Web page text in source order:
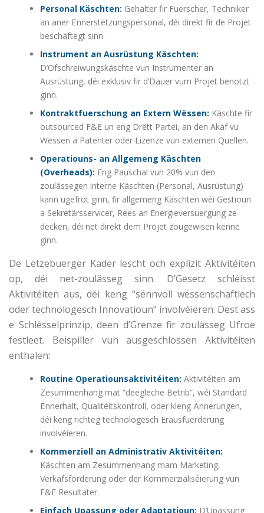
Personal Käschten: Gehälter fir Fuerscher, Techniker
an aner Ënnerstëtzungspersonal, déi direkt fir de Projet
beschäftegt sinn.
Instrument an Ausrüstung Käschten:
D’Ofschreiwungskäschte vun Instrumenter an
Ausrüstung, déi exklusiv fir d’Dauer vum Projet benotzt
ginn.
Kontraktfuerschung an Extern Wëssen: Käschte fir
outsourced F&E un eng Drëtt Partei, an den Akaf vu
Wëssen a Patenter oder Lizenze vun externen Quellen.
Operatiouns- an Allgemeng Käschten
(Overheads): Eng Pauschal vun 20% vun den
zoulässegen interne Käschten (Personal, Ausrüstung)
kann ugefrot ginn, fir allgemeng Käschten wéi Gestioun
a Sekretärsservicer, Rees an Energieversuergung ze
decken, déi net direkt dem Projet zougewisen kënne
ginn.
De Lëtzebuerger Kader lëscht och explizit Aktivitéiten
op, déi net-zoulässeg sinn. D’Gesetz schléisst
Aktivitéiten aus, déi keng “sënnvoll wëssenschaftlech
oder technologesch Innovatioun” involvéieren. Dëst ass
e Schlësselprinzip, deen d’Grenze fir zoulässeg Ufroe
festleet. Beispiller vun ausgeschlossen Aktivitéiten
enthalen:
Routine Operatiounsaktivitéiten: Aktivitéiten am
Zesummenhang mat “deegleche Betrib”, wéi Standard
Ënnerhalt, Qualitéitskontroll, oder kleng Ännerungen,
déi keng richteg technologesch Erausfuerderung
involvéieren.
Kommerziell an Administrativ Aktivitéiten:
Käschten am Zesummenhang mam Marketing,
Verkafsförderung oder der Kommerzialiséierung vun
F&E Resultater.
Einfach Upassung oder Adaptatioun: D’Upassung